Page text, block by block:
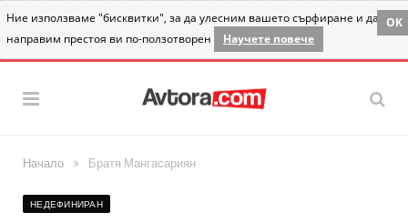
Ние използваме "бисквитки", за да улесним вашето сърфиране и да
направим престоя ви по-ползотворен
Научете повече
OK
Начало » Братя Мангасариян
НЕДЕФИНИРАН